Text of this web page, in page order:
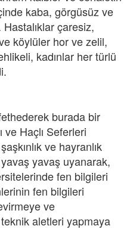
kaba, görgüsüz ve
çaresiz,
köylüler hor ve zelil,
kadınlar her türlü
burada bir
Haçlı Seferleri
ve hayranlık
yavaş uyanarak,
fen bilgileri
fen bilgileri
ve
aletleri yapmaya